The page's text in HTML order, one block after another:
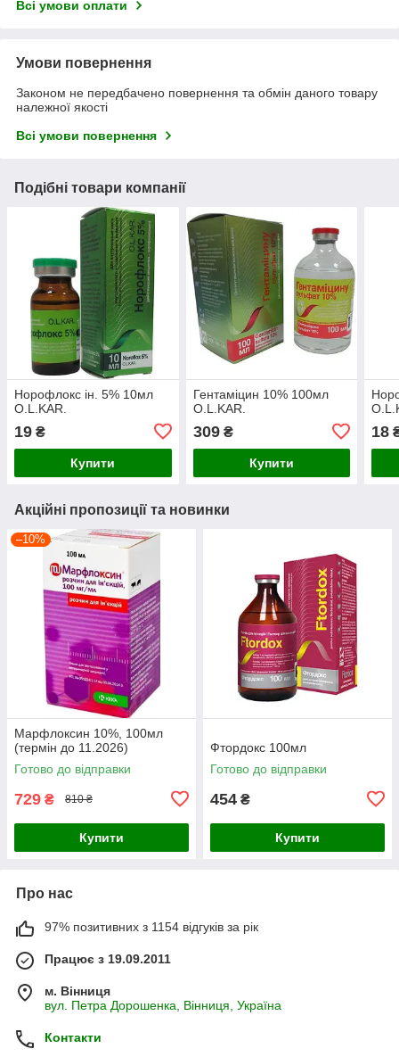
Всі умови оплати
Умови повернення
Законом не передбачено повернення та обмін даного товару
належної якості
Всі умови повернення
Подібні товари компанії
Норофлокс ін. 5% 10мл
O.L.KAR.
19 ₴
Купити
Гентаміцин 10% 100мл
O.L.KAR.
309₴
Купити
18
Акційні пропозиції та новинки
–10%
Марфлоксин 10%, 100мл
(термін до 11.2026)
Готово до відправки
729 ₴ 810 ₴
Купити
Фтордокс 100мл
Готово до відправки
454 ₴
Купити
Про нас
97% позитивних з 1154 відгуків за рік
Працює з 19.09.2011
м. Вінниця
вул. Петра Дорошенка, Вінниця, Україна
Контакти